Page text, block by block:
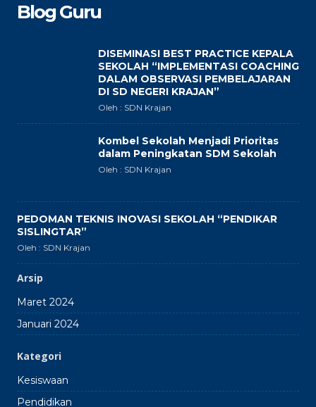
Blog Guru
DISEMINASI BEST PRACTICE KEPALA
SEKOLAH “IMPLEMENTASI COACHING
DALAM OBSERVASI PEMBELAJARAN
DI SD NEGERI KRAJAN”
Oleh : SDN Krajan
Kombel Sekolah Menjadi Prioritas
dalam Peningkatan SDM Sekolah
Oleh : SDN Krajan
PEDOMAN TEKNIS INOVASI SEKOLAH “PENDIKAR
SISLINGTAR”
Oleh : SDN Krajan
Arsip
Maret 2024
Januari 2024
Kategori
Kesiswaan
Pendidikan